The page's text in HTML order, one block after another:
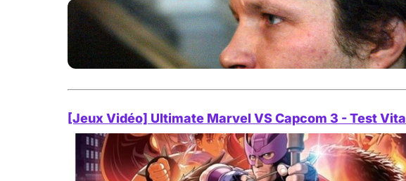
[Jeux Vidéo] Ultimate Marvel VS Capcom 3 - Test Vita